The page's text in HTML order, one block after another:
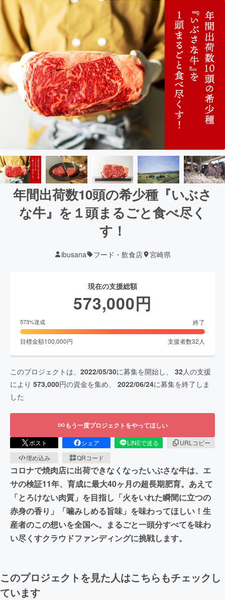
年間出荷数10頭の希少種『いぶさ
な牛』を１頭まるごと食べ尽く
す！
ibusana フード・飲食店 宮崎県
現在の支援総額
573,000円
573%達成 終了
目標金額100,000円 支援者数32 人
このプロジェクトは、 2022/05/30に募集を開始し、 32人の支援
により 573,000円の資金を集め、 2022/06/24に募集を終了しま
した
もう一度プロジェクトをやってほしい
ポスト シェア LINEで送る
URLコピー
埋め込み
QRコード
コロナで焼肉店に出荷できなくなったいぶさな牛は、エ
サの検証11年、育成に最大40ヶ月の超長期肥育。あえて
「とろけない肉質」を目指し「火をいれた瞬間に立つの
赤身の香り」「噛みしめる旨味」を味わってほしい！生
産者のこの想いを全国へ。まるごと一頭分すべてを味わ
い尽くすクラウドファンディングに挑戦します。
このプロジェクトを見た人はこちらもチェックし
ています